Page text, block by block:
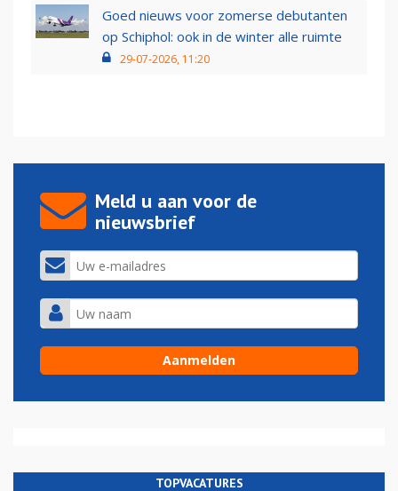
Goed nieuws voor zomerse debutanten
op Schiphol: ook in de winter alle ruimte
29-07-2026, 11:20
Meld u aan voor de
nieuwsbrief
TOPVACATURES